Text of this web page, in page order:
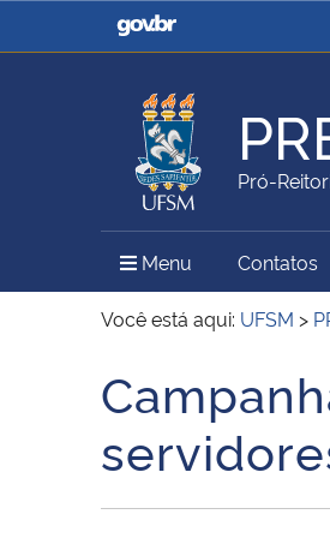
Casa Civil
Ministério da Agricultura,
Pecuária e Abastecimento
Ministério do Meio Ambiente
Secretaria de Governo
Pró-
Menu MenuContatos
Você está aqui: UFSM >
Início do conteúdo